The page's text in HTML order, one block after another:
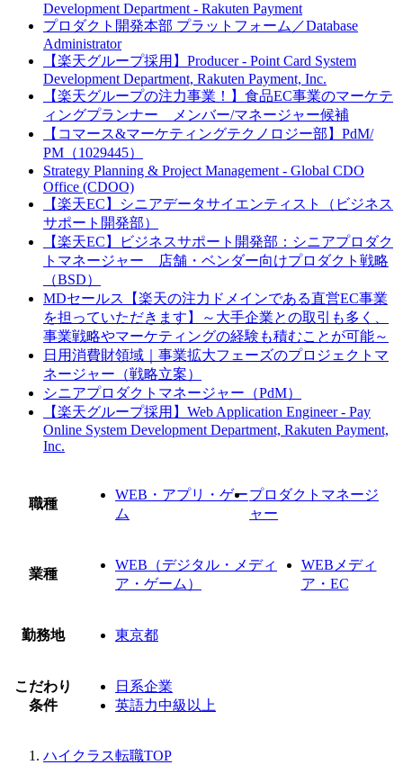
Development Department - Rakuten Payment
プロダクト開発本部 プラットフォーム／Database
Administrator
【楽天グループ採用】Producer - Point Card System
Development Department, Rakuten Payment, Inc.
【楽天グループの注力事業！】食品EC事業のマーケテ
ィングプランナー メンバー/マネージャー候補
【コマース&マーケティングテクノロジー部】PdM/
PM（1029445）
Strategy Planning & Project Management - Global CDO
Office (CDOO)
【楽天EC】シニアデータサイエンティスト（ビジネス
サポート開発部）
【楽天EC】ビジネスサポート開発部：シニアプロダク
トマネージャー 店舗・ベンダー向けプロダクト戦略
（BSD）
MDセールス【楽天の注力ドメインである直営EC事業
を担っていただきます】～大手企業との取引も多く、
事業戦略やマーケティングの経験も積むことが可能～
日用消費財領域｜事業拡大フェーズのプロジェクトマ
ネージャー（戦略立案）
シニアプロダクトマネージャー（PdM）
【楽天グループ採用】Web Application Engineer - Pay
Online System Development Department, Rakuten Payment,
Inc.
職種
WEB・アプリ・ゲー
ム
プロダクトマネージ
ャー
業種
WEB（デジタル・メディ
ア・ゲーム）
WEBメディ
ア・EC
勤務地 東京都
こだわり
条件
日系企業
英語力中級以上
ハイクラス転職TOP